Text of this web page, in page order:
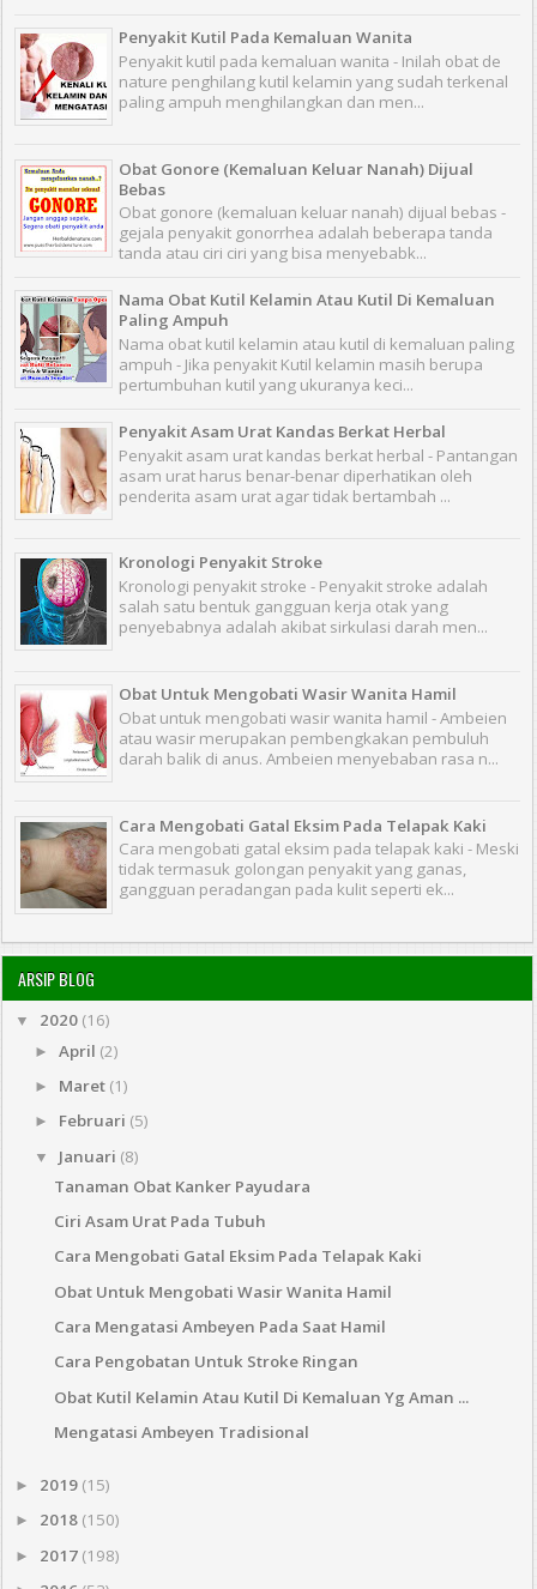
Penyakit Kutil Pada Kemaluan Wanita
Penyakit kutil pada kemaluan wanita - Inilah obat de
nature penghilang kutil kelamin yang sudah terkenal
paling ampuh menghilangkan dan men...
Obat Gonore (Kemaluan Keluar Nanah) Dijual
Bebas
Obat gonore (kemaluan keluar nanah) dijual bebas -
gejala penyakit gonorrhea adalah beberapa tanda
tanda atau ciri ciri yang bisa menyebabk...
Nama Obat Kutil Kelamin Atau Kutil Di Kemaluan
Paling Ampuh
Nama obat kutil kelamin atau kutil di kemaluan paling
ampuh - Jika penyakit Kutil kelamin masih berupa
pertumbuhan kutil yang ukuranya keci...
Penyakit Asam Urat Kandas Berkat Herbal
Penyakit asam urat kandas berkat herbal - Pantangan
asam urat harus benar-benar diperhatikan oleh
penderita asam urat agar tidak bertambah ...
Kronologi Penyakit Stroke
Kronologi penyakit stroke - Penyakit stroke adalah
salah satu bentuk gangguan kerja otak yang
penyebabnya adalah akibat sirkulasi darah men...
Obat Untuk Mengobati Wasir Wanita Hamil
Obat untuk mengobati wasir wanita hamil - Ambeien
atau wasir merupakan pembengkakan pembuluh
darah balik di anus. Ambeien menyebaban rasa n...
Cara Mengobati Gatal Eksim Pada Telapak Kaki
Cara mengobati gatal eksim pada telapak kaki - Meski
tidak termasuk golongan penyakit yang ganas,
gangguan peradangan pada kulit seperti ek...
ARSIP BLOG
▼ 2020 (16)
► April (2)
► Maret (1)
► Februari (5)
▼ Januari (8)
Tanaman Obat Kanker Payudara
Ciri Asam Urat Pada Tubuh
Cara Mengobati Gatal Eksim Pada Telapak Kaki
Obat Untuk Mengobati Wasir Wanita Hamil
Cara Mengatasi Ambeyen Pada Saat Hamil
Cara Pengobatan Untuk Stroke Ringan
Obat Kutil Kelamin Atau Kutil Di Kemaluan Yg Aman ...
Mengatasi Ambeyen Tradisional
► 2019 (15)
► 2018 (150)
► 2017 (198)